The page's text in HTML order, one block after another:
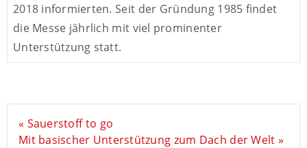
2018 informierten. Seit der Gründung 1985 findet
die Messe jährlich mit viel prominenter
Unterstützung statt.
« Sauerstoff to go
Mit basischer Unterstützung zum Dach der Welt »